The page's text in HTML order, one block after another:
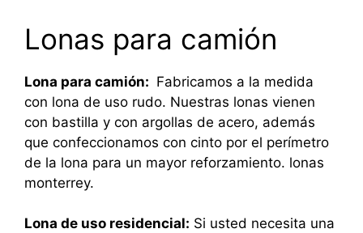
Lonas para camión
Lona para camión: Fabricamos a la medida
con lona de uso rudo. Nuestras lonas vienen
con bastilla y con argollas de acero, además
que confeccionamos con cinto por el perímetro
de la lona para un mayor reforzamiento. lonas
monterrey.
Lona de uso residencial: Si usted necesita una